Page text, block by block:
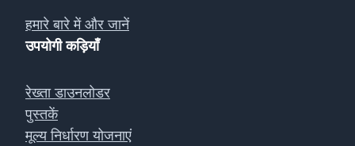
हमारे बारे में और जानें
उपयोगी कड़ियाँ
रेख्ता डाउनलोडर
पुस्तकें
मूल्य निर्धारण योजनाएं